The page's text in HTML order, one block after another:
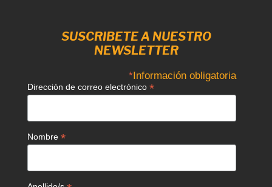
SUSCRIBETE A NUESTRO
NEWSLETTER
*Información obligatoria
Dirección de correo electrónico *
Nombre *